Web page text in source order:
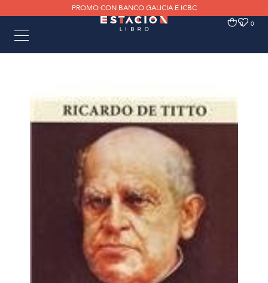
PROMO CON BANCO GALICIA E ICBC
0 0